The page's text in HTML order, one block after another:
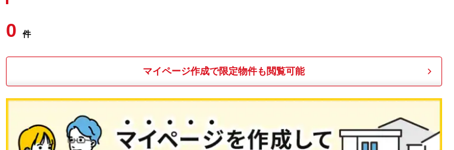
0 件
マイページ作成で限定物件も閲覧可能